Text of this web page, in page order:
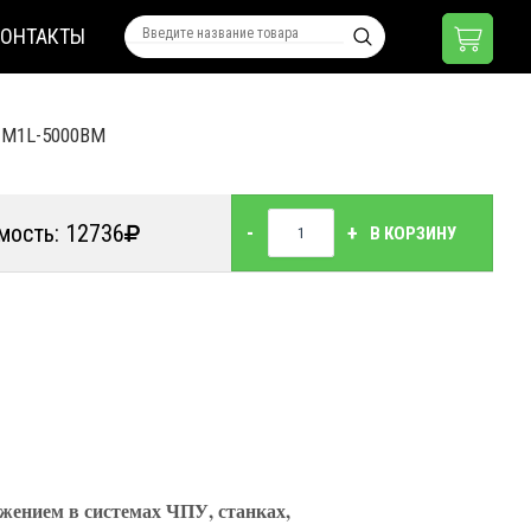
5000BM
12736 - + В КОРЗИНУ
в системах ЧПУ, станках,